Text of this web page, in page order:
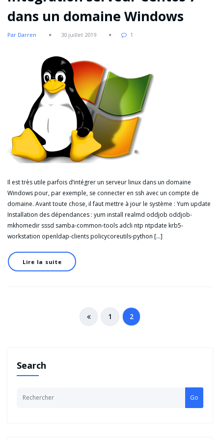
dans un domaine Windows
Par Darren 30 juillet 2019 1
Il est très utile parfois d’intégrer un serveur linux dans un domaine
Windows pour, par exemple, se connecter en ssh avec un compte de
domaine. Avant toute chose, il faut mettre à jour le système : Yum update
Installation des dépendances : yum install realmd oddjob oddjob-
mkhomedir sssd samba-common-tools adcli ntp ntpdate krb5-
workstation openldap-clients policycoreutils-python […]
Lire la suite
1 2
Search
Go